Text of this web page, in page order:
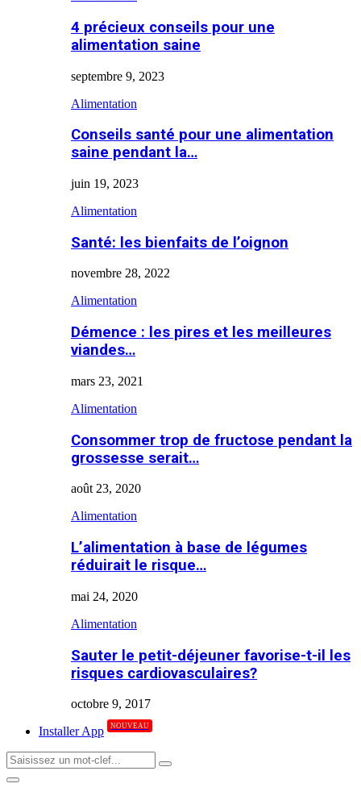
4 précieux conseils pour une
alimentation saine
septembre 9, 2023
Alimentation
Conseils santé pour une alimentation
saine pendant la…
juin 19, 2023
Alimentation
Santé: les bienfaits de l’oignon
novembre 28, 2022
Alimentation
Démence : les pires et les meilleures
viandes…
mars 23, 2021
Alimentation
Consommer trop de fructose pendant la
grossesse serait…
août 23, 2020
Alimentation
L’alimentation à base de légumes
réduirait le risque…
mai 24, 2020
Alimentation
Sauter le petit-déjeuner favorise-t-il les
risques cardiovasculaires?
octobre 9, 2017
Installer App
NOUVEAU
Search
for:
Search
Primary